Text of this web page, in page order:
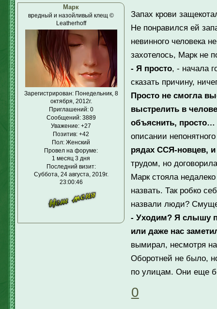
Марк
вредный и назойливый клещ ©
Leatherhoff
Зарегистрирован: Понедельник, 8
октября, 2012г.
Приглашений:0
Сообщений:3889
Уважение: +27
Позитив: +42
Пол: Женский
Провел на форуме:
1 месяц 3 дня
Последний визит:
Суббота, 24 августа, 2019г.
23:00:46
Запах крови
Не понравился ей
невинного человека
захотелось, Марк не
- Я просто, - начала
сказать причину,
Просто не смогла
выстрелить в
объяснить, просто…
описании
рядах ССЯ-новцев,
трудом, но
Марк стояла
назвать. Так робко
назвали люди?
- Уходим? Я слышу
или даже нас
вымирал, несмотря
Оборотней не было,
по улицам. Они еще
0